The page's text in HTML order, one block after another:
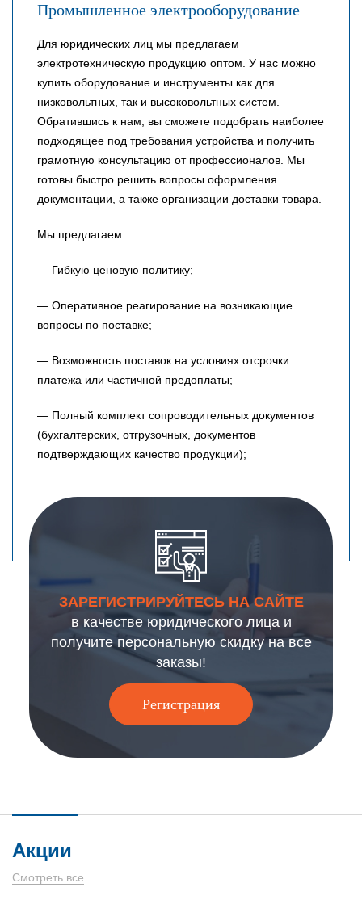
Промышленное электрооборудование
Для юридических лиц мы предлагаем
электротехническую продукцию оптом. У нас можно
купить оборудование и инструменты как для
низковольтных, так и высоковольтных систем.
Обратившись к нам, вы сможете подобрать наиболее
подходящее под требования устройства и получить
грамотную консультацию от профессионалов. Мы
готовы быстро решить вопросы оформления
документации, а также организации доставки товара.
Мы предлагаем:
— Гибкую ценовую политику;
— Оперативное реагирование на возникающие
вопросы по поставке;
— Возможность поставок на условиях отсрочки
платежа или частичной предоплаты;
— Полный комплект сопроводительных документов
(бухгалтерских, отгрузочных, документов
подтверждающих качество продукции);
ЗАРЕГИСТРИРУЙТЕСЬ НА САЙТЕ
в качестве юридического лица и
получите персональную скидку на все
заказы!
Регистрация
Акции
Смотреть все